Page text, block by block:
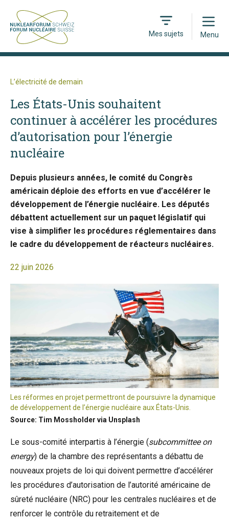
Mes sujets
Open
Menu
L’électricité de demain
Les États-Unis souhaitent
continuer à accélérer les procédures
d’autorisation pour l’énergie
nucléaire
Depuis plusieurs années, le comité du Congrès
américain déploie des efforts en vue d’accélérer le
développement de l’énergie nucléaire. Les députés
débattent actuellement sur un paquet législatif qui
vise à simplifier les procédures réglementaires dans
le cadre du développement de réacteurs nucléaires.
22 juin 2026
Les réformes en projet permettront de poursuivre la dynamique
de développement de l’énergie nucléaire aux États-Unis.
Source: Tim Mossholder via Unsplash
Le sous-comité interpartis à l’énergie (subcommittee on
energy) de la chambre des représentants a débattu de
nouveaux projets de loi qui doivent permettre d’accélérer
les procédures d’autorisation de l’autorité américaine de
sûreté nucléaire (NRC) pour les centrales nucléaires et de
renforcer le contrôle du retraitement et de